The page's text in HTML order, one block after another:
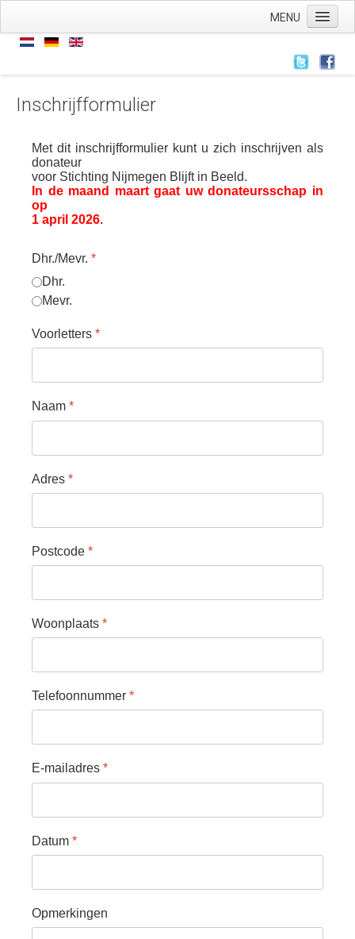
MENU
Home
Inschrijfformulier
Met dit inschrijfformulier kunt u zich inschrijven als
donateur
voor Stichting Nijmegen Blijft in Beeld.
In de maand maart gaat uw donateursschap in
op
1 april 2026.
Dhr./Mevr. *
Dhr.
Mevr.
Voorletters *
Naam *
Adres *
Postcode *
Woonplaats *
Telefoonnummer *
E-mailadres *
Datum *
Opmerkingen